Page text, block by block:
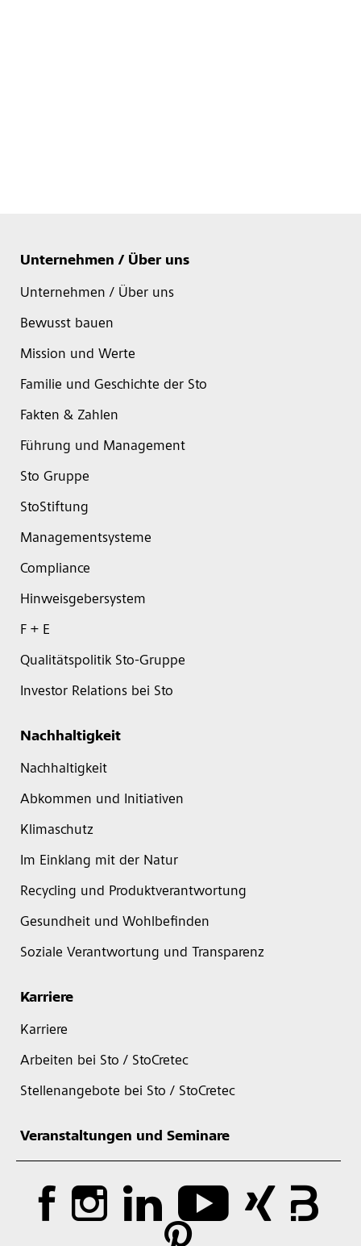
Unternehmen / Über uns
Unternehmen / Über uns
Bewusst bauen
Mission und Werte
Familie und Geschichte der Sto
Fakten & Zahlen
Führung und Management
Sto Gruppe
StoStiftung
Managementsysteme
Compliance
Hinweisgebersystem
F + E
Qualitätspolitik Sto-Gruppe
Investor Relations bei Sto
Nachhaltigkeit
Nachhaltigkeit
Abkommen und Initiativen
Klimaschutz
Im Einklang mit der Natur
Recycling und Produktverantwortung
Gesundheit und Wohlbefinden
Soziale Verantwortung und Transparenz
Karriere
Karriere
Arbeiten bei Sto / StoCretec
Stellenangebote bei Sto / StoCretec
Veranstaltungen und Seminare